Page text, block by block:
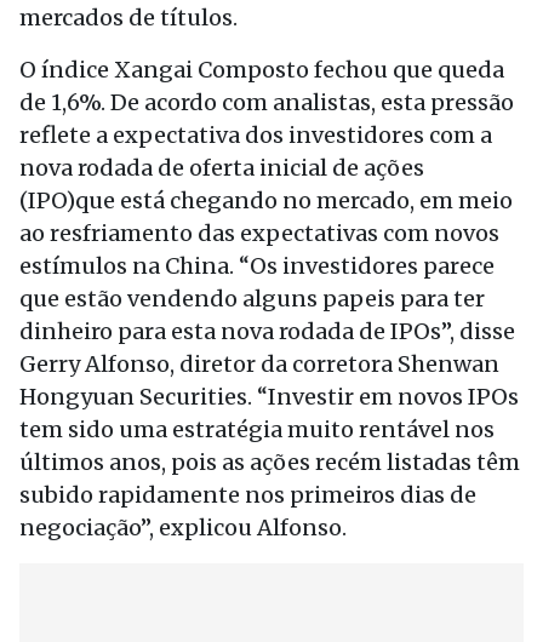
mercados de títulos.
O índice Xangai Composto fechou que queda
de 1,6%. De acordo com analistas, esta pressão
reflete a expectativa dos investidores com a
nova rodada de oferta inicial de ações
(IPO)que está chegando no mercado, em meio
ao resfriamento das expectativas com novos
estímulos na China. “Os investidores parece
que estão vendendo alguns papeis para ter
dinheiro para esta nova rodada de IPOs”, disse
Gerry Alfonso, diretor da corretora Shenwan
Hongyuan Securities. “Investir em novos IPOs
tem sido uma estratégia muito rentável nos
últimos anos, pois as ações recém listadas têm
subido rapidamente nos primeiros dias de
negociação”, explicou Alfonso.